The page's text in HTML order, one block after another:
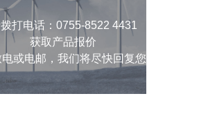
打电话：0755-8522 4431
获取产品报价
或电邮，我们将尽快回复您